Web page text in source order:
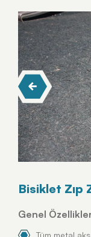
Bisiklet Zıp
Genel